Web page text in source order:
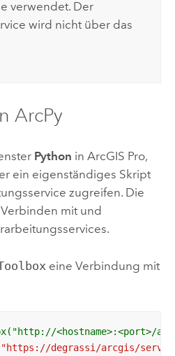
verwendet. Der
wird nicht über das
ArcPy
Python in ArcGIS Pro,
ein eigenständiges Skript
zugreifen. Die
mit und
eine Verbindung mit
<hostname>:<port>/
"https://degrassi/arcgis/